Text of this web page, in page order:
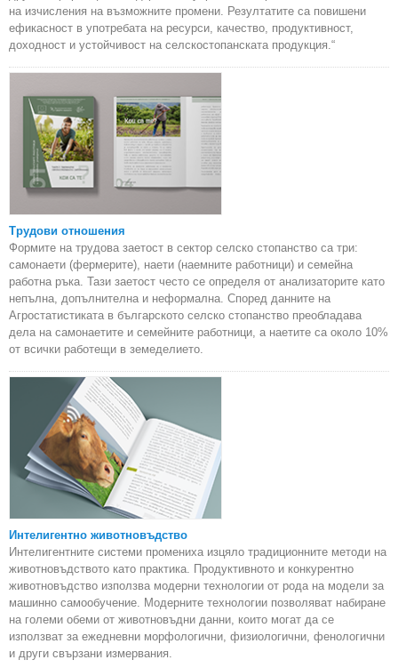
на изчисления на възможните промени. Резултатите са повишени
ефикасност в употребата на ресурси, качество, продуктивност,
доходност и устойчивост на селскостопанската продукция.“
Трудови отношения
Формите на трудова заетост в сектор селско стопанство са три:
самонаети (фермерите), наети (наемните работници) и семейна
работна ръка. Тази заетост често се определя от анализаторите като
непълна, допълнителна и неформална. Според данните на
Агростатистиката в българското селско стопанство преобладава
дела на самонаетите и семейните работници, а наетите са около 10%
от всички работещи в земеделието.
Интелигентно животновъдство
Интелигентните системи промениха изцяло традиционните методи на
животновъдството като практика. Продуктивното и конкурентно
животновъдство използва модерни технологии от рода на модели за
машинно самообучение. Модерните технологии позволяват набиране
на големи обеми от животновъдни данни, които могат да се
използват за ежедневни морфологични, физиологични, фенологични
и други свързани измервания.